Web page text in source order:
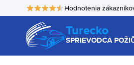
Hodnotenia
Turecko
SPRIEVODCA